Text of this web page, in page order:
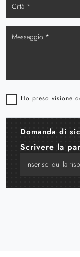
Ho preso visione
Domanda di
Scrivere la